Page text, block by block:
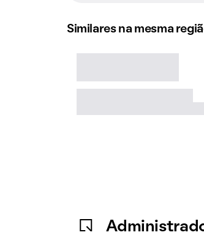
Similares na mesma